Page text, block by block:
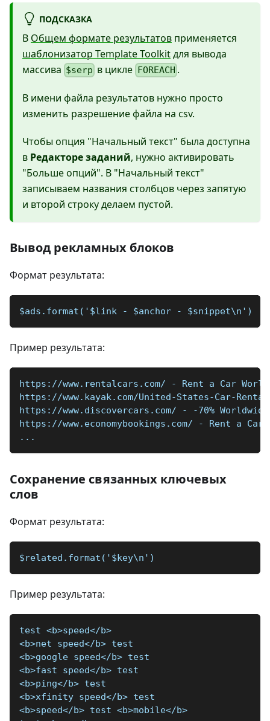
ПОДСКАЗКА
В Общем формате результатов применяется
шаблонизатор Template Toolkitдля вывода
массива $serp в цикле FOREACH .
В имени файла результатов нужно просто
изменить разрешение файла на csv.
Чтобы опция "Начальный текст" была доступна
в Редакторе заданий, нужно активировать
"Больше опций". В "Начальный текст"
записываем названия столбцов через запятую
и второй строку делаем пустой.
Вывод рекламных блоков
Формат результата:
$ads.format('$link - $anchor - $snippet\n')
Пример результата:
https://www.rentalcars.com/ - Rent a Car
https://www.kayak.com/United-States-Car-
https://www.discovercars.com/ - -70%
https://www.economybookings.com/ - Rent
...
Сохранение связанных ключевых
слов
Формат результата:
$related.format('$key\n')
Пример результата:
test <b>speed</b>
<b>net speed</b> test
<b>google speed</b> test
<b>fast speed</b> test
<b>ping</b> test
<b>xfinity speed</b> test
<b>speed</b> test <b>mobile</b>